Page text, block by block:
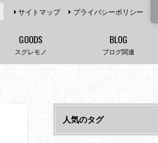
サイトマップ プライバシーポリシー
スグレモノ
GOODS
ブログ関連
BLOG
人気のタグ